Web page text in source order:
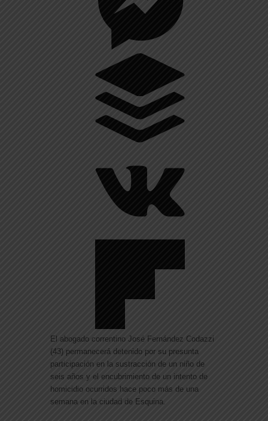
El abogado correntino José Fernández Codazzi
(43) permanecerá detenido por su presunta
participación en la sustracción de un niño de
seis años y el encubrimiento de un intento de
homicidio ocurridos hace poco más de una
semana en la ciudad de Esquina.